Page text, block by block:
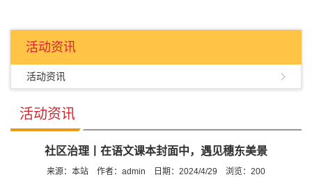
活动资讯
活动资讯
活动资讯
社区治理丨在语文课本封面中，遇见穗东美景
来源：本站 作者：admin 日期：2024/4/29 浏览： 200